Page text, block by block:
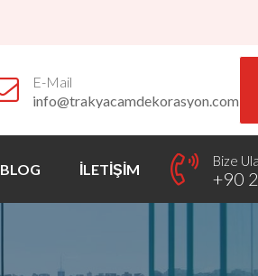
E-Mail
info@trakyacamdekorasyon.com
BLOG İLETİŞİM
Bize
+90